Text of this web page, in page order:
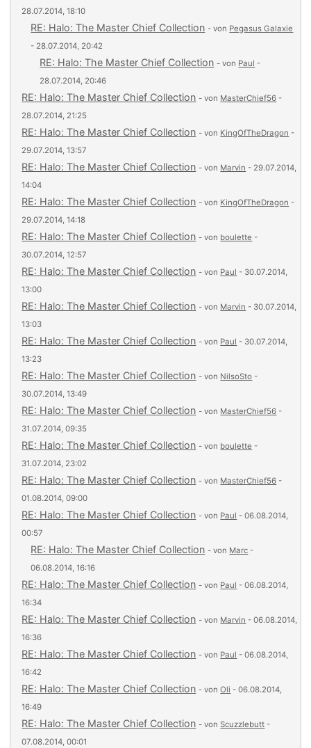
28.07.2014, 18:10
RE: Halo: The Master Chief Collection - von Pegasus Galaxie
- 28.07.2014, 20:42
RE: Halo: The Master Chief Collection - von Paul -
28.07.2014, 20:46
RE: Halo: The Master Chief Collection - von MasterChief56 -
28.07.2014, 21:25
RE: Halo: The Master Chief Collection - von KingOfTheDragon -
29.07.2014, 13:57
RE: Halo: The Master Chief Collection - von Marvin - 29.07.2014,
14:04
RE: Halo: The Master Chief Collection - von KingOfTheDragon -
29.07.2014, 14:18
RE: Halo: The Master Chief Collection - von boulette -
30.07.2014, 12:57
RE: Halo: The Master Chief Collection - von Paul - 30.07.2014,
13:00
RE: Halo: The Master Chief Collection - von Marvin - 30.07.2014,
13:03
RE: Halo: The Master Chief Collection - von Paul - 30.07.2014,
13:23
RE: Halo: The Master Chief Collection - von NilsoSto -
30.07.2014, 13:49
RE: Halo: The Master Chief Collection - von MasterChief56 -
31.07.2014, 09:35
RE: Halo: The Master Chief Collection - von boulette -
31.07.2014, 23:02
RE: Halo: The Master Chief Collection - von MasterChief56 -
01.08.2014, 09:00
RE: Halo: The Master Chief Collection - von Paul - 06.08.2014,
00:57
RE: Halo: The Master Chief Collection - von Marc -
06.08.2014, 16:16
RE: Halo: The Master Chief Collection - von Paul - 06.08.2014,
16:34
RE: Halo: The Master Chief Collection - von Marvin - 06.08.2014,
16:36
RE: Halo: The Master Chief Collection - von Paul - 06.08.2014,
16:42
RE: Halo: The Master Chief Collection - vonOli - 06.08.2014,
16:49
RE: Halo: The Master Chief Collection - vonScuzzlebutt -
07.08.2014, 00:01